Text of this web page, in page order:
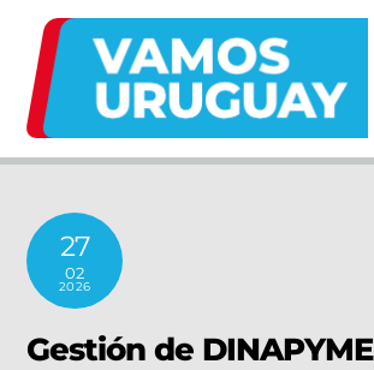
content
27
02
2026
Gestión de DINAPYME